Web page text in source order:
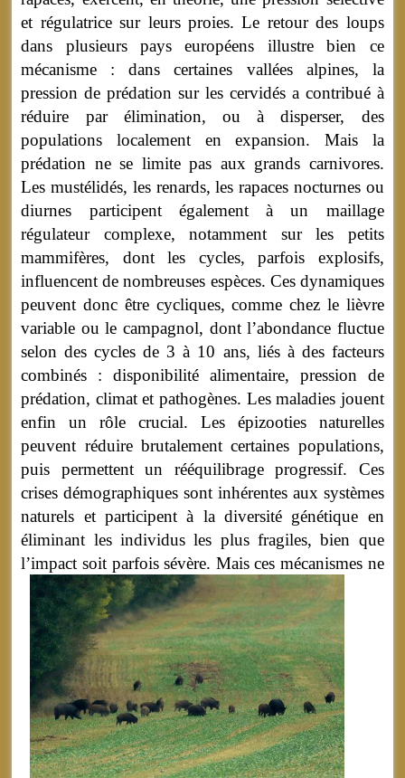
et régulatrice sur leurs proies. Le retour des loups
dans plusieurs pays européens illustre bien ce
mécanisme : dans certaines vallées alpines, la
pression de prédation sur les cervidés a contribué à
réduire par élimination, ou à disperser, des
populations localement en expansion. Mais la
prédation ne se limite pas aux grands carnivores.
Les mustélidés, les renards, les rapaces nocturnes ou
diurnes participent également à un maillage
régulateur complexe, notamment sur les petits
mammifères, dont les cycles, parfois explosifs,
influencent de nombreuses espèces. Ces dynamiques
peuvent donc être cycliques, comme chez le lièvre
variable ou le campagnol, dont l’abondance fluctue
selon des cycles de 3 à 10 ans, liés à des facteurs
combinés : disponibilité alimentaire, pression de
prédation, climat et pathogènes. Les maladies jouent
enfin un rôle crucial. Les épizooties naturelles
peuvent réduire brutalement certaines populations,
puis permettent un rééquilibrage progressif. Ces
crises démographiques sont inhérentes aux systèmes
naturels et participent à la diversité génétique en
éliminant les individus les plus fragiles, bien que
l’impact soit parfois sévère. Mais ces mécanismes ne